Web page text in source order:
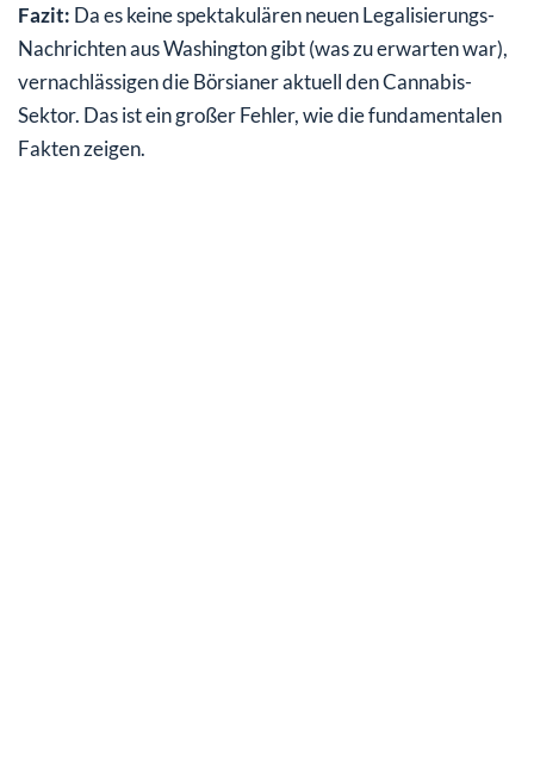
Fazit: Da es keine spektakulären neuen Legalisierungs-
Nachrichten aus Washington gibt (was zu erwarten war),
vernachlässigen die Börsianer aktuell den Cannabis-
Sektor. Das ist ein großer Fehler, wie die fundamentalen
Fakten zeigen.